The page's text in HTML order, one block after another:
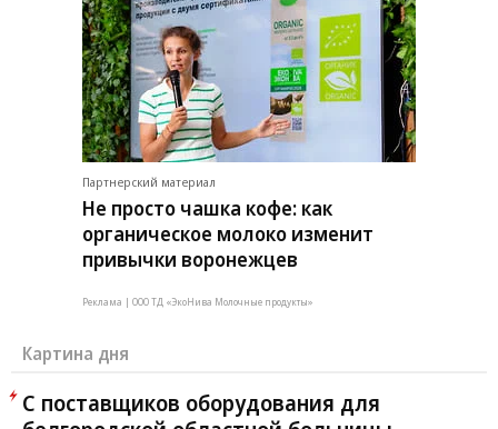
Партнерский материал
Не просто чашка кофе: как
органическое молоко изменит
привычки воронежцев
Реклама | ООО ТД «ЭкоНива Молочные продукты»
Картина дня
С поставщиков оборудования для